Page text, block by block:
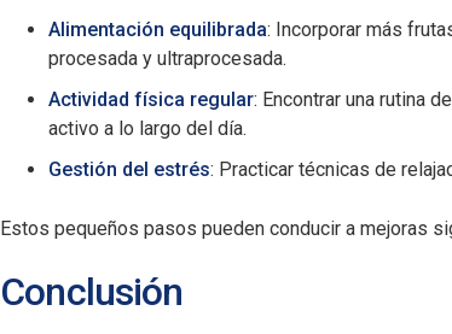
Alimentación equilibrada: Incorporar más
procesada y ultraprocesada.
Actividad física regular: Encontrar una rutina
activo a lo largo del día.
Gestión del estrés: Practicar técnicas de
Estos pequeños pasos pueden conducir a mejoras
Conclusión